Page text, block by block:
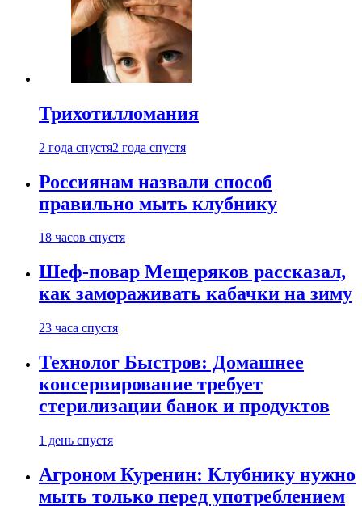
Трихотилломания
2 года спустя2 года спустя
Россиянам назвали способ
правильно мыть клубнику
18 часов спустя
Шеф-повар Мещеряков рассказал,
как замораживать кабачки на зиму
23 часа спустя
Технолог Быстров: Домашнее
консервирование требует
стерилизации банок и продуктов
1 день спустя
Агроном Куренин: Клубнику нужно
мыть только перед употреблением